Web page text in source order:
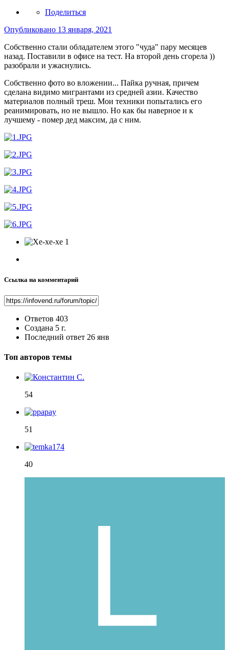
Поделиться
Опубликовано 13 января, 2021
Собственно стали обладателем этого "чуда" пару месяцев
назад. Поставили в офисе на тест. На второй день сгорела ))
разобрали и ужаснулись.
Собственно фото во вложении... Пайка ручная, причем
сделана видимо мигрантами из средней азии. Качество
материалов полный треш. Мои техники попытались его
реанимировать, но не вышло. Но как бы наверное и к
лучшему - помер дед максим, да с ним.
1
Ссылка на комментарий
Ответов 403
Создана 5 г.
Последний ответ 26 янв
Топ авторов темы
54
51
40